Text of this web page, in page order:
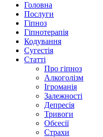
Головна
Послуги
Гіпноз
Гіпнотерапія
Кодування
Сугестія
Статті
Про гіпноз
Алкоголізм
Ігроманія
Залежності
Депресія
Тривоги
Обсесії
Страхи